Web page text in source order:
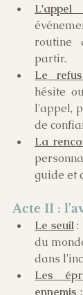
routine
partir.
Le
hésite
l'appel,
de
La
guide et
Acte II :
Le seuil :
du
dans
Les
ennemis